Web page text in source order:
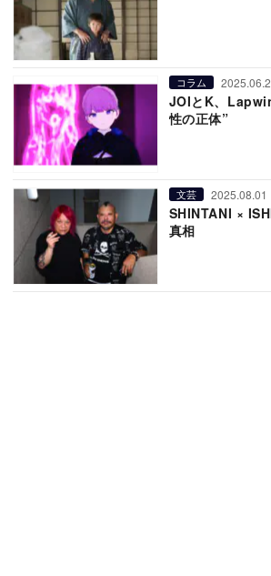
コラム
JOIとK、
性の正体”
文芸 2025.08.01
SHINTANI ×
真相